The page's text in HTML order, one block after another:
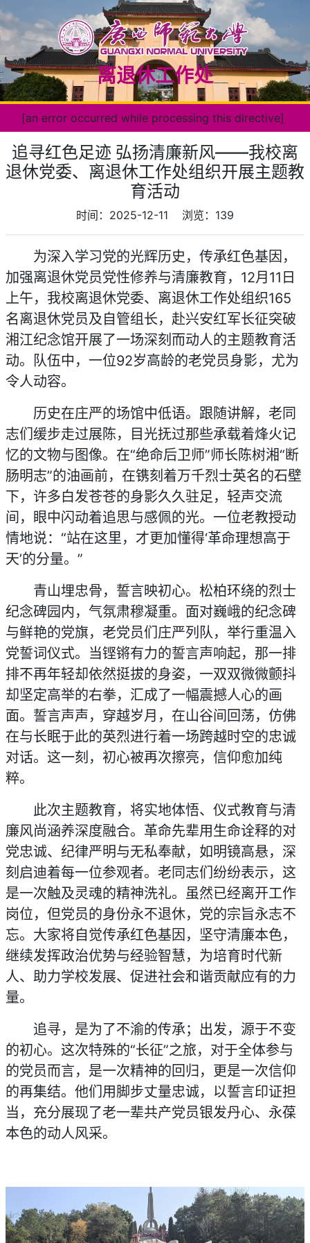
离退休工作处
[an error occurred while processing this directive]
追寻红色足迹 弘扬清廉新风——我校离
退休党委、离退休工作处组织开展主题教
育活动
时间：2025-12-11 浏览： 139
为深入学习党的光辉历史，传承红色基因，
加强离退休党员党性修养与清廉教育，12月11日
上午，我校离退休党委、离退休工作处组织165
名离退休党员及自管组长，赴兴安红军长征突破
湘江纪念馆开展了一场深刻而动人的主题教育活
动。队伍中，一位92岁高龄的老党员身影，尤为
令人动容。
历史在庄严的场馆中低语。跟随讲解，老同
志们缓步走过展陈，目光抚过那些承载着烽火记
忆的文物与图像。在“绝命后卫师”师长陈树湘“断
肠明志”的油画前，在镌刻着万千烈士英名的石壁
下，许多白发苍苍的身影久久驻足，轻声交流
间，眼中闪动着追思与感佩的光。一位老教授动
情地说：“站在这里，才更加懂得‘革命理想高于
天’的分量。”
青山埋忠骨，誓言映初心。松柏环绕的烈士
纪念碑园内，气氛肃穆凝重。面对巍峨的纪念碑
与鲜艳的党旗，老党员们庄严列队，举行重温入
党誓词仪式。当铿锵有力的誓言声响起，那一排
排不再年轻却依然挺拔的身姿，一双双微微颤抖
却坚定高举的右拳，汇成了一幅震撼人心的画
面。誓言声声，穿越岁月，在山谷间回荡，仿佛
在与长眠于此的英烈进行着一场跨越时空的忠诚
对话。这一刻，初心被再次擦亮，信仰愈加纯
粹。
此次主题教育，将实地体悟、仪式教育与清
廉风尚涵养深度融合。革命先辈用生命诠释的对
党忠诚、纪律严明与无私奉献，如明镜高悬，深
刻启迪着每一位参观者。老同志们纷纷表示，这
是一次触及灵魂的精神洗礼。虽然已经离开工作
岗位，但党员的身份永不退休，党的宗旨永志不
忘。大家将自觉传承红色基因，坚守清廉本色，
继续发挥政治优势与经验智慧，为培育时代新
人、助力学校发展、促进社会和谐贡献应有的力
量。
追寻，是为了不渝的传承；出发，源于不变
的初心。这次特殊的“长征”之旅，对于全体参与
的党员而言，是一次精神的回归，更是一次信仰
的再集结。他们用脚步丈量忠诚，以誓言印证担
当，充分展现了老一辈共产党员银发丹心、永葆
本色的动人风采。